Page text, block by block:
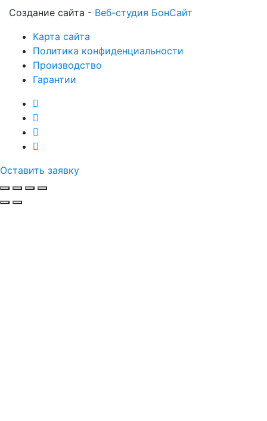
Создание сайта - Веб-студия БонСайт
Карта сайта
Политика конфиденциальности
Производство
Гарантии
Оставить заявку